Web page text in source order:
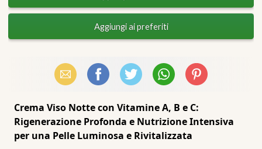
Email FacebookX (Twitter)WhatsAppPinterest
Crema Viso Notte con Vitamine A, B e C:
Rigenerazione Profonda e Nutrizione Intensiva
per una Pelle Luminosa e Rivitalizzata